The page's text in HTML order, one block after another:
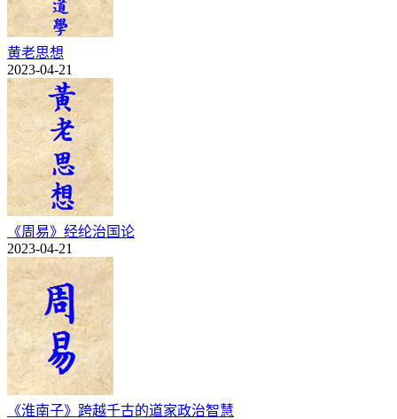
黄老思想
2023-04-21
《周易》经纶治国论
2023-04-21
《淮南子》跨越千古的道家政治智慧